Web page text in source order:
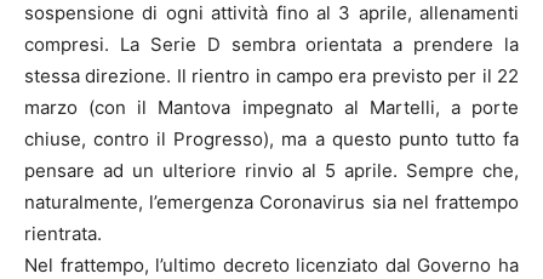
sospensione di ogni attività fino al 3 aprile, allenamenti
compresi. La Serie D sembra orientata a prendere la
stessa direzione. Il rientro in campo era previsto per il 22
marzo (con il Mantova impegnato al Martelli, a porte
chiuse, contro il Progresso), ma a questo punto tutto fa
pensare ad un ulteriore rinvio al 5 aprile. Sempre che,
naturalmente, l’emergenza Coronavirus sia nel frattempo
rientrata.
Nel frattempo, l’ultimo decreto licenziato dal Governo ha